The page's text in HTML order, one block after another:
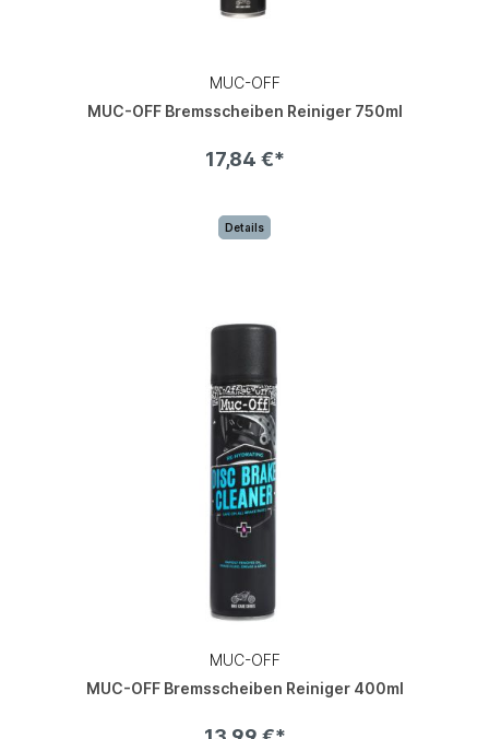
MUC-OFF
MUC-OFF Bremsscheiben Reiniger 750ml
17,84 €*
Details
MUC-OFF
MUC-OFF Bremsscheiben Reiniger 400ml